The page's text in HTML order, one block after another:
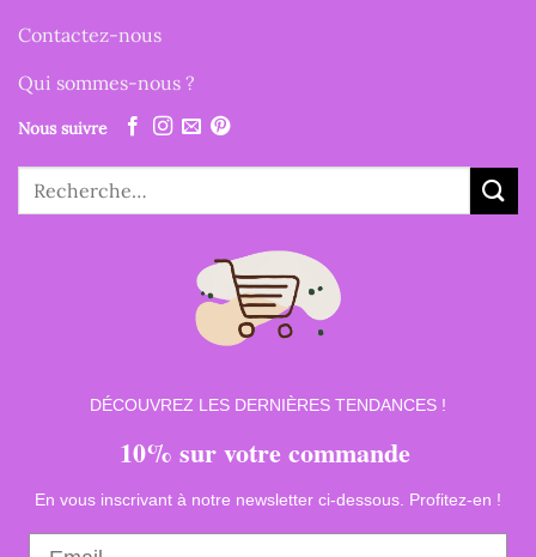
Contactez-nous
Qui sommes-nous ?
Nous suivre
Recherche
pour :
DÉCOUVREZ LES DERNIÈRES TENDANCES !
10% sur votre commande
En vous inscrivant à notre newsletter ci-dessous. Profitez-en !